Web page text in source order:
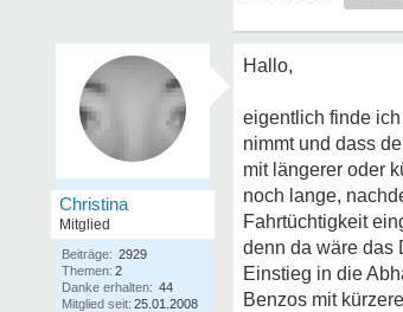
Christina
Mitglied
Beiträge: 2929
Themen: 2
Danke erhalten: 44
Mitglied seit: 25.01.2008
Hallo,
eigentlich finde
nimmt und dass
mit längerer oder
noch lange,
Fahrtüchtigkeit
denn da wäre das
Einstieg in die
Benzos mit